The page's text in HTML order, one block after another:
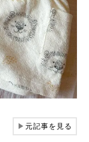
▶元記事を見る